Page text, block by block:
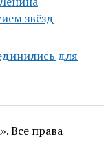
звёзд
для
Все права